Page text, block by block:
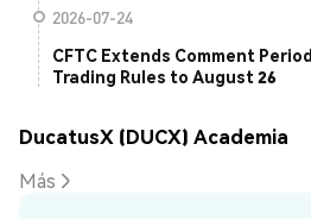
2026-07-24
CFTC Extends Comment
Trading Rules to August 26
DucatusX (DUCX) Academia
Más